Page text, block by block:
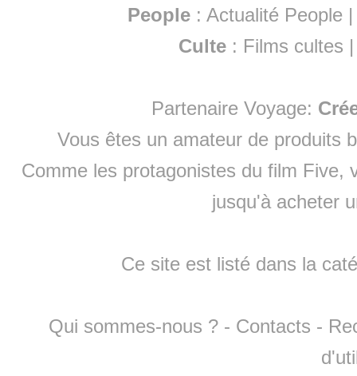
People :Actualité People
Culte : Films cultes
Partenaire Voyage:
Vous êtes un amateur de produits
Comme les protagonistes du film Five,
jusqu'à acheter
Ce site est listé dans la
Qui sommes-nous ? - Contacts -